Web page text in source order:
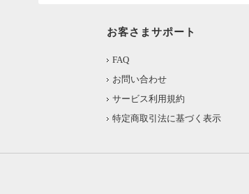
お客さまサポート
FAQ
お問い合わせ
サービス利用規約
特定商取引法に基づく表示